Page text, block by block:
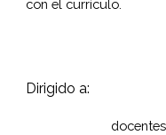
con el currículo.
Dirigido a: